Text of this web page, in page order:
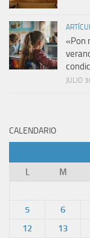
«Pon
JULIO
CALENDARIO
L
M
5
6
12
13